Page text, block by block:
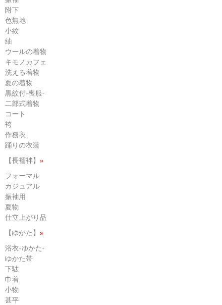
附下
色無地
小紋
紬
ウールの着物
キモノカフェ
洗える着物
夏の着物
黒紋付-喪服-
二部式着物
コート
袴
作務衣
踊りの衣装
【長襦袢】 »
フォーマル
カジュアル
振袖用
夏物
仕立上がり品
【ゆかた】 »
浴衣-ゆかた-
ゆかた帯
下駄
巾着
小物
甚平